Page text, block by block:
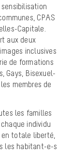
CPAS
Capitale.
aux deux
inclusives
de formations
Gays, Bisexuel-
membres de
les familles
individu
totale liberté,
les habitant-e-s